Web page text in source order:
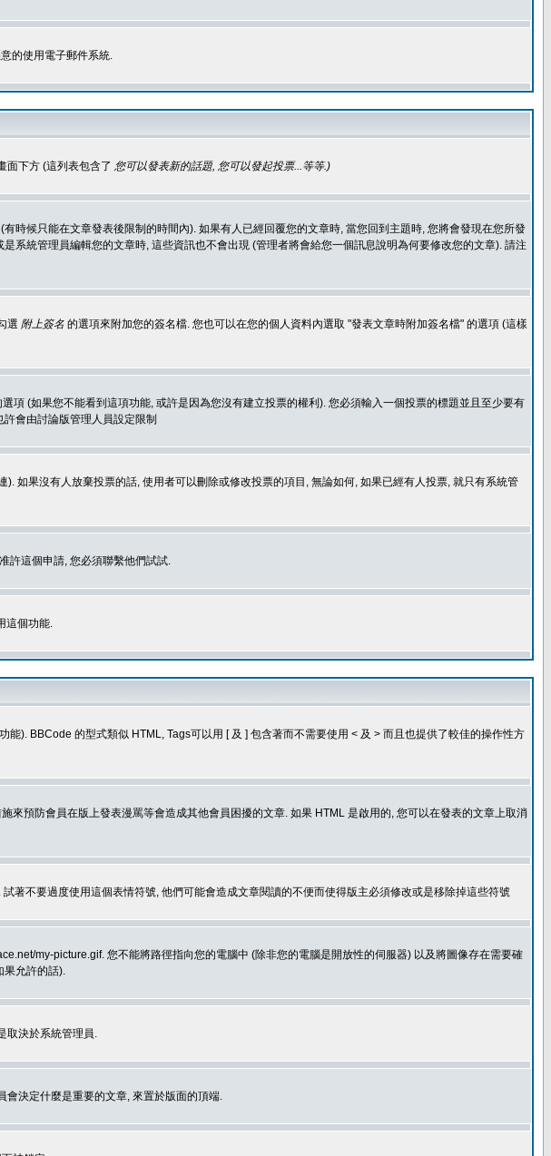
的使用電子郵件系統.
面下方 (這列表包含了 您可以發表新的話題, 您可以發起投票...等等.)
時候只能在文章發表後限制的時間內). 如果有人已經回覆您的文章時, 當您回到主題時, 您將會發現在您所發
系統管理員編輯您的文章時, 這些資訊也不會出現 (管理者將會給您一個訊息說明為何要修改您的文章). 請注
選 附上簽名 的選項來附加您的簽名檔. 您也可以在您的個人資料內選取 "發表文章時附加簽名檔" 的選項 (這樣
(如果您不能看到這項功能, 或許是因為您沒有建立投票的權利). 您必須輸入一個投票的標題並且至少要有
會由討論版管理人員設定限制
如果沒有人放棄投票的話, 使用者可以刪除或修改投票的項目, 無論如何, 如果已經有人投票, 就只有系統管
許這個申請, 您必須聯繫他們試試.
這個功能.
). BBCode 的型式類似 HTML, Tags可以用 [ 及 ] 包含著而不需要使用 < 及 > 而且也提供了較佳的操作性方
來預防會員在版上發表漫罵等會造成其他會員困擾的文章. 如果 HTML 是啟用的, 您可以在發表的文章上取消
著不要過度使用這個表情符號, 他們可能會造成文章閱讀的不便而使得版主必須修改或是移除掉這些符號
my-picture.gif. 您不能將路徑指向您的電腦中 (除非您的電腦是開放性的伺服器) 以及將圖像存在需要確
果允許的話).
取決於系統管理員.
會決定什麼是重要的文章, 來置於版面的頂端.